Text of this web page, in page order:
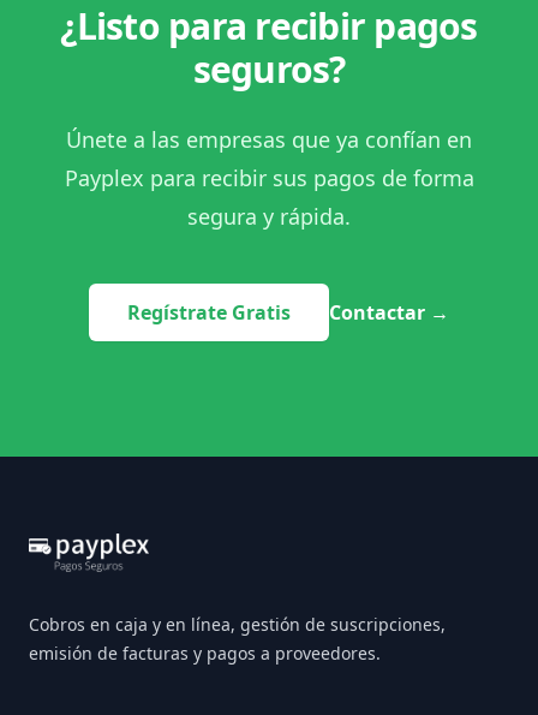
¿Listo para recibir pagos
seguros?
Únete a las empresas que ya confían en
Payplex para recibir sus pagos de forma
segura y rápida.
Regístrate Gratis Contactar →
Cobros en caja y en línea, gestión de suscripciones,
emisión de facturas y pagos a proveedores.